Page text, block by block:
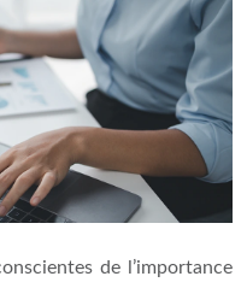
de l’importance